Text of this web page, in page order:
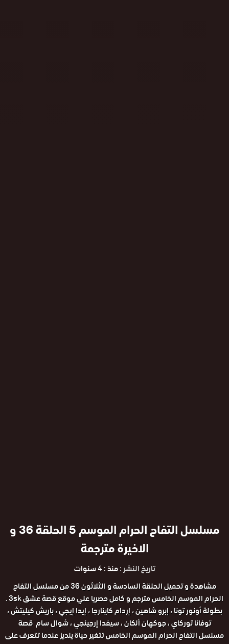
مسلسل التفاح الحرام الموسم 5 الحلقة 36 و
الاخيرة مترجمة
تاريخ النشر :منذ : 4 سنوات
مشاهدة و تحميل الحلقة السادسة و الثلاثون 36 من مسلسل التفاح
الحرام الموسم الخامس مترجم و كامل حصريا علي موقع قصة عشق 3sk .
بطولة أونور تونا ، إبرو شاهين ، إردام كاينارجا ، إيدا إيجي ، باريش كيليتش ،
توفانا توركاي ، جوكهان ألكان ، سيفدا إرجينجي ، شوال سام قصة
مسلسل التفاح الحرام الموسم الخامس تتغير حياة يلديز عندما تتعرف على